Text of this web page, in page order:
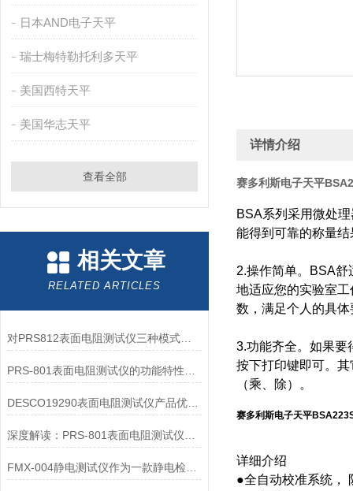
日本AND电子天平
瑞士梅特勒托利多天平
美国西特天平
美国华志天平
查看全部
相关文章
RELATED ARTICLES
对PRS812表面电阻测试仪三种模式的详细介绍
DESCO19290表面电阻测试仪产品优缺点介绍
详情介绍
赛多利斯电子天平
BSA系列采用微处
能得到可靠的称量
2.操作简单。BSA
地适应您的实验室
数，满足个人的具
3.功能齐全。如果要
按下打印键即可。
（乘、除）。
赛多利斯电子天平
详细介绍
●全自动校准系统，